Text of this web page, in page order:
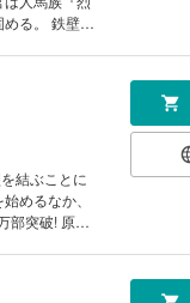
る。 鉄壁の
結ぶことに
めるなか、
破! 原作